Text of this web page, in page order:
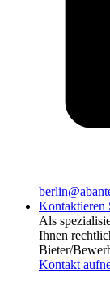
Kontaktieren
Als
Ihnen
Bieter/
Kontakt